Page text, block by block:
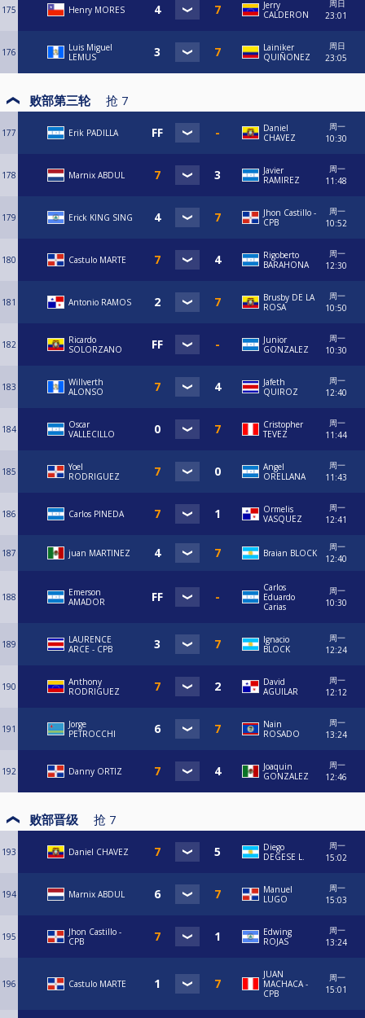
175 Henry MORES
Jerry
CALDERON
周日
23:01
176
Luis Miguel
LEMUS
Lainiker
QUIÑONEZ
周日
23:05
败部第三轮 抢 7
177 Erik PADILLA
Daniel
CHAVEZ
周一
10:30
178 Marnix ABDUL
Javier
RAMIREZ
周一
11:48
179 Erick KING SING
Jhon Castillo -
CPB
周一
10:52
180 Castulo MARTE
Rigoberto
BARAHONA
周一
12:30
181 Antonio RAMOS
Brusby DE LA
ROSA
周一
10:50
182
Ricardo
SOLORZANO
Junior
GONZALEZ
周一
10:30
183
Willverth
ALONSO
Jafeth
QUIROZ
周一
12:40
184
Oscar
VALLECILLO
Cristopher
TEVEZ
周一
11:44
185
Yoel
RODRIGUEZ
Angel
ORELLANA
周一
11:43
186 Carlos PINEDA
Ormelis
VASQUEZ
周一
12:41
187 juan MARTINEZ Braian BLOCK
周一
12:40
188
Emerson
AMADOR
Carlos
Eduardo
Carias
周一
10:30
189
LAURENCE
ARCE - CPB
Ignacio
BLOCK
周一
12:24
190
Anthony
RODRIGUEZ
David
AGUILAR
周一
12:12
191
Jorge
PETROCCHI
Nain
ROSADO
周一
13:24
192 Danny ORTIZ
Joaquin
GONZALEZ
周一
12:46
败部晋级 抢 7
193 Daniel CHAVEZ
Diego
DEGESE L.
周一
15:02
194 Marnix ABDUL
Manuel
LUGO
周一
15:03
195
Jhon Castillo -
CPB
Edwing
ROJAS
周一
13:24
196 Castulo MARTE
JUAN
MACHACA -
CPB
周一
15:01